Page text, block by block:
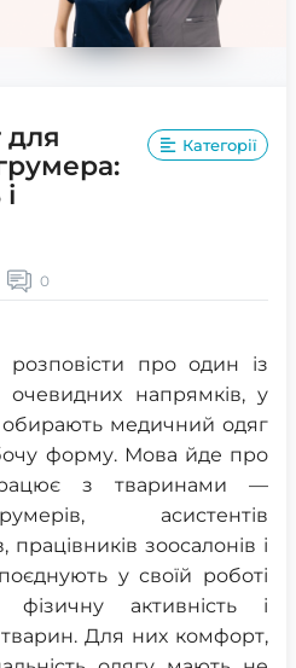
для
Категорії
0
про один із
очевидних напрямків, у
медичний одяг
форму. Мова йде про
з тваринами —
асистентів
працівників зоосалонів і
у своїй роботі
фізичну активність і
Для них комфорт,